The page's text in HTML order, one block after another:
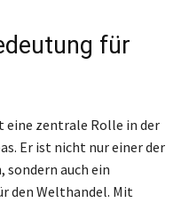
für
eine zentrale Rolle in der
Er ist nicht nur einer der
sondern auch ein
den Welthandel. Mit